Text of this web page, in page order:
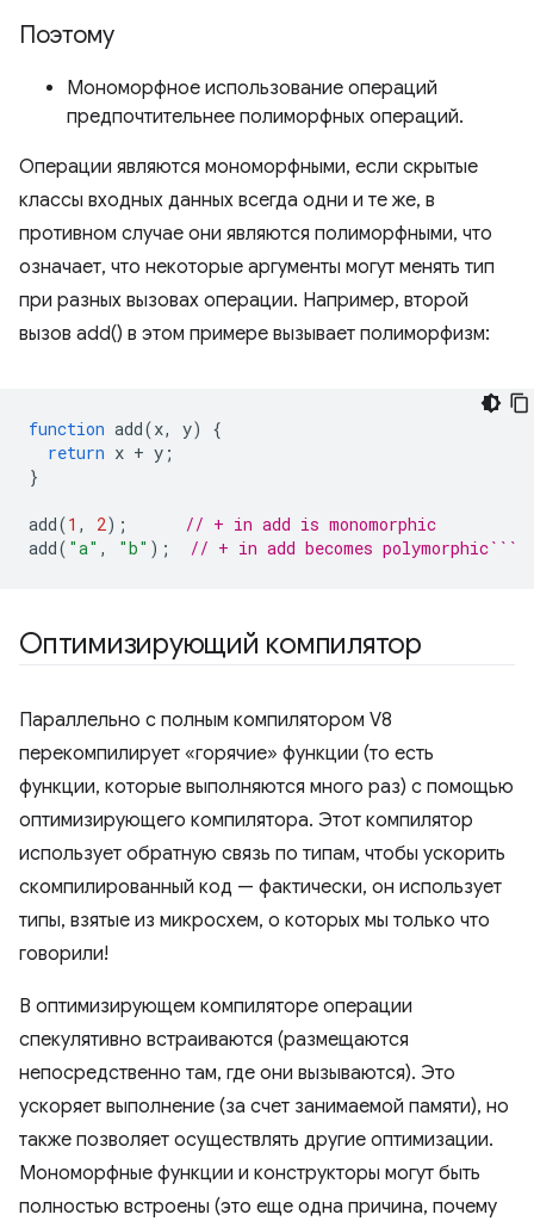
Поэтому
Мономорфное использование операций
предпочтительнее полиморфных операций.
Операции являются мономорфными, если скрытые
классы входных данных всегда одни и те же, в
противном случае они являются полиморфными, что
означает, что некоторые аргументы могут менять тип
при разных вызовах операции. Например, второй
вызов add() в этом примере вызывает полиморфизм:
function add(x, y)
{
return x + y ;
}
add(1 , 2);
// + in add is monomorphic
add( "a" , "b" ); // + in add becomes polymorphic```
Оптимизирующий компилятор
Параллельно с полным компилятором V8
перекомпилирует «горячие» функции (то есть
функции, которые выполняются много раз) с помощью
оптимизирующего компилятора. Этот компилятор
использует обратную связь по типам, чтобы ускорить
скомпилированный код — фактически, он использует
типы, взятые из микросхем, о которых мы только что
говорили!
В оптимизирующем компиляторе операции
спекулятивно встраиваются (размещаются
непосредственно там, где они вызываются). Это
ускоряет выполнение (за счет занимаемой памяти), но
также позволяет осуществлять другие оптимизации.
Мономорфные функции и конструкторы могут быть
полностью встроены (это еще одна причина, почему